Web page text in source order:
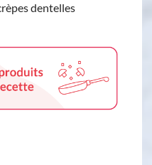
dentelles